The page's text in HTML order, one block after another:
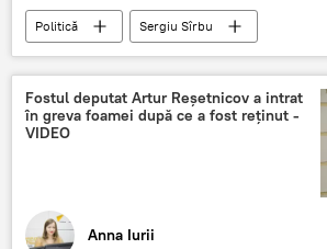
Politică
Sergiu Sîrbu
Artur Reşetnicov
Violeta Ivanov
Anatolie Zagorodnîi
Fostul deputat Artur Reșetnicov a intrat
în greva foamei după ce a fost reținut -
VIDEO
Anna Iurii